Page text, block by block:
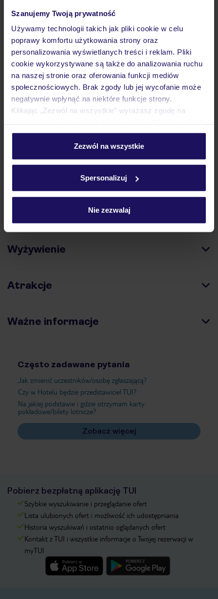
Szanujemy Twoją prywatność
Używamy technologii takich jak pliki cookie w celu
poprawy komfortu użytkowania strony oraz
personalizowania wyświetlanych treści i reklam. Pliki
cookie wykorzystywane są także do analizowania ruchu
na naszej stronie oraz oferowania funkcji mediów
społecznościowych. Brak zgody lub jej wycofanie może
negatywnie wpłynąć na niektóre funkcje strony.
Klikając „Zezwól na wszystkie” wyrażasz zgodę na
personalizować swój wybór wchodząc w zakładkę
Szczegółowe informacje o plikach cookie znajdziesz
Zezwól na wszystkie
Spersonalizuj
Nie zezwalaj
Dlaczego warto wybrać TUI?
Lider niskich cen
Największe biuro
podróży w Polsce
30 lat w
Wyżywienie
Atrakcje
Ważne informacje
Często zadawane pytania
Jak zmienić uczestników/osobę zgłaszającą?
Czy w Hotelu będzie przedstawiciel TUI?
Na jakiej podstawie i gdzie otrzymam karty
pokładowe/bilety lotnicze?
Zobacz więcej
Pobierz bezpłatną aplikację TUI
Szybkie wyszukiwanie i przeglądanie ofert
Lista ulubionych ofert i możliwość ich udostępniania
Historia wyszukiwań i ostatnio oglądanych ofert
Kontakt z TUI i wszystkie informacje o Twojej rezerwacji w
myTUI